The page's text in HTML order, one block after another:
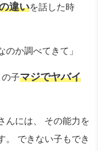
違いを話した時
のか調べてきて」
の子マジでヤバイ
んには、 その能力を
。 できない子もでき